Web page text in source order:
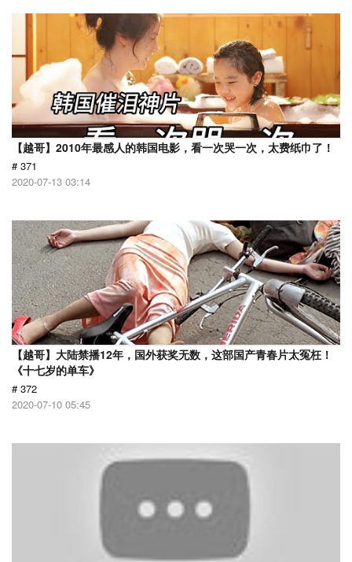
【越哥】2010年最感人的韩国电影，看一次哭一次，太费纸巾了！
# 371
2020-07-13 03:14
【越哥】大陆禁播12年，国外获奖无数，这部国产青春片太冤枉！
《十七岁的单车》
# 372
2020-07-10 05:45